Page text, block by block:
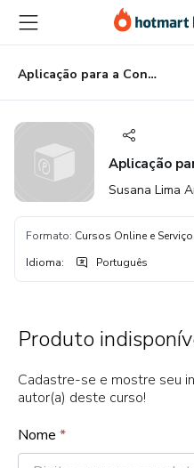
para
conteúdo
principal
para
pagamento
para
rodapé
Aplicação para a Consultoria Individual
Aplicação
Susana Lima
Formato: Cursos Online e
Idioma: Português
Produto
Cadastre-se e mostre seu
autor(a) deste curso!
Nome *